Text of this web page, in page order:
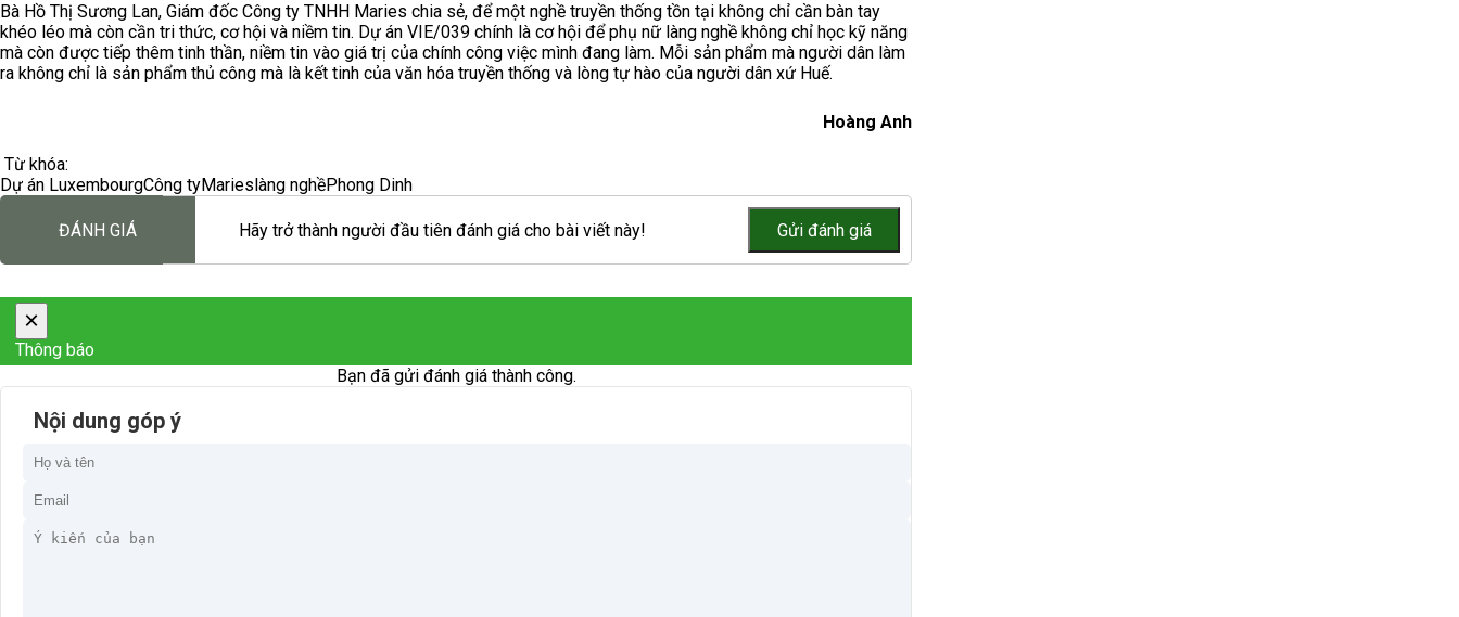
Bà Hồ Thị Sương Lan, Giám đốc Công ty TNHH Maries chia sẻ, để một nghề truyền thống tồn tại không chỉ cần bàn tay
khéo léo mà còn cần tri thức, cơ hội và niềm tin. Dự án VIE/039 chính là cơ hội để phụ nữ làng nghề không chỉ học kỹ năng
mà còn được tiếp thêm tinh thần, niềm tin vào giá trị của chính công việc mình đang làm. Mỗi sản phẩm mà người dân làm
ra không chỉ là sản phẩm thủ công mà là kết tinh của văn hóa truyền thống và lòng tự hào của người dân xứ Huế.
Hoàng Anh
Từ khóa:
Dự án LuxembourgCông tyMarieslàng nghềPhong Dinh
ĐÁNH GIÁ Hãy trở thành người đầu tiên đánh giá cho bài viết này!
×
Thông báo
Bạn đã gửi đánh giá thành công.
Nội dung góp ý